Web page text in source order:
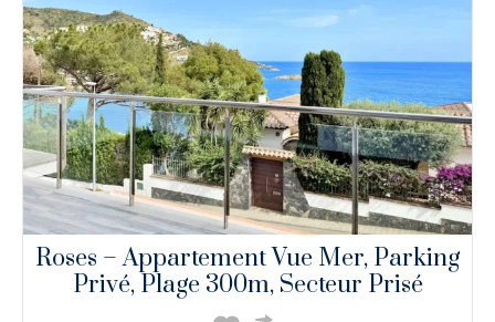
Roses – Appartement Vue Mer, Parking
Privé, Plage 300m, Secteur Prisé